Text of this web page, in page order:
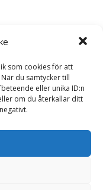
som cookies för att
du samtycker till
eller unika ID:n
om du återkallar ditt
Obligatoriska fält